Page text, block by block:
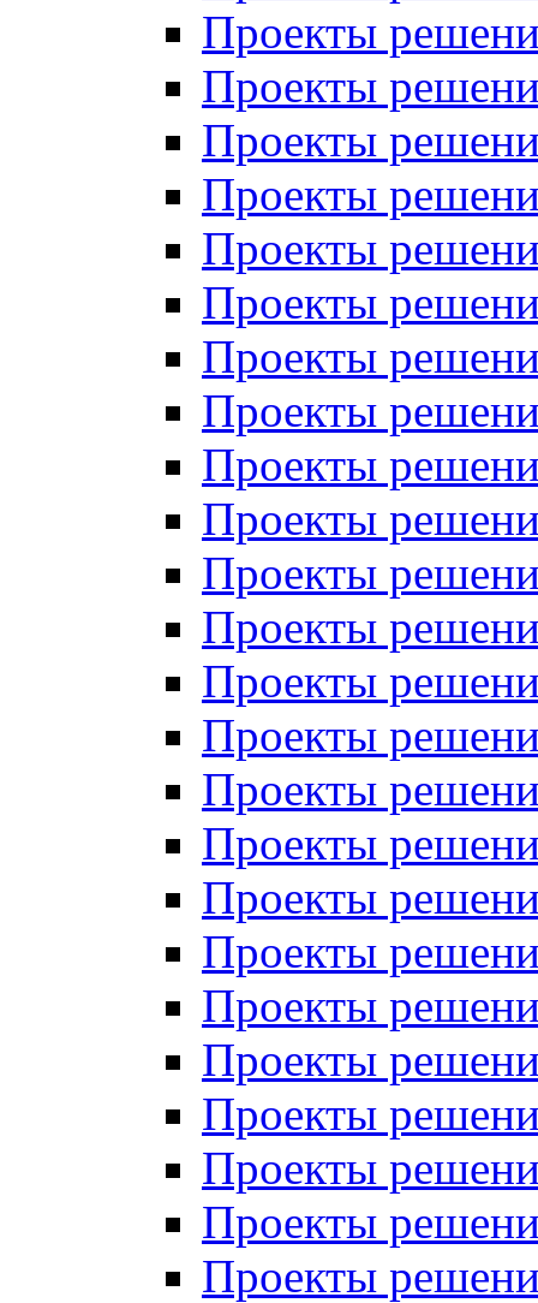
Проекты
Проекты
Проекты
Проекты
Проекты
Проекты
Проекты
Проекты
Проекты
Проекты
Проекты
Проекты
Проекты
Проекты
Проекты
Проекты
Проекты
Проекты
Проекты
Проекты
Проекты
Проекты
Проекты
Проекты